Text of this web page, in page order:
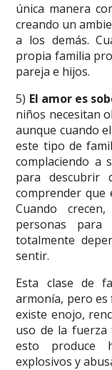
única manera
creando un
a los demás.
propia familia
pareja e hijos.
5) El amor es
niños necesitan
aunque cuando
este tipo de
complaciendo a
para descubrir
comprender que
Cuando
personas
totalmente
sentir.
Esta clase de
armonía, pero es
existe enojo,
uso de la fuerza
esto produce
explosivos y